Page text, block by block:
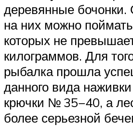
деревянные бочонки.
на них можно
которых не
килограммов. Для
рыбалка прошла
данного вида
крючки № 35−40, а
более серьезной